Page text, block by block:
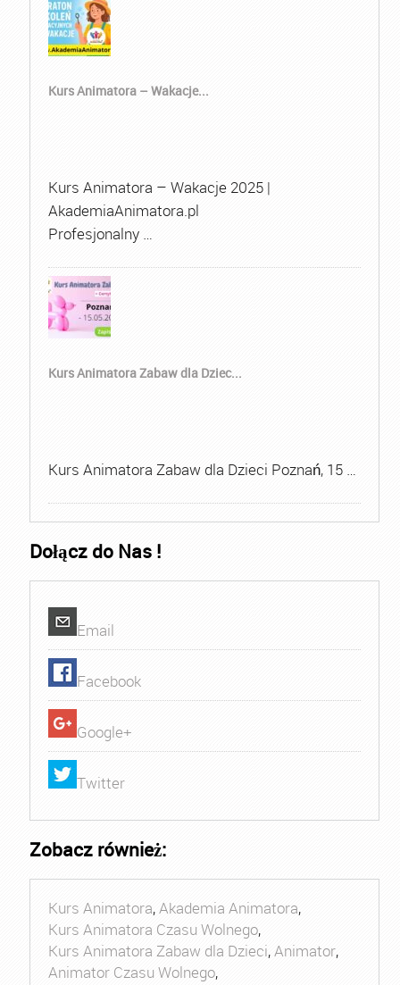
Kurs Animatora – Wakacje...
Kurs Animatora – Wakacje 2025 |
AkademiaAnimatora.pl
Profesjonalny …
Kurs Animatora Zabaw dla Dziec...
Kurs Animatora Zabaw dla Dzieci Poznań, 15 …
Dołącz do Nas !
Email
Facebook
Google+
Twitter
Zobacz również:
Kurs Animatora,Akademia Animatora,
Kurs Animatora Czasu Wolnego,
Kurs Animatora Zabaw dla Dzieci,Animator,
Animator Czasu Wolnego,